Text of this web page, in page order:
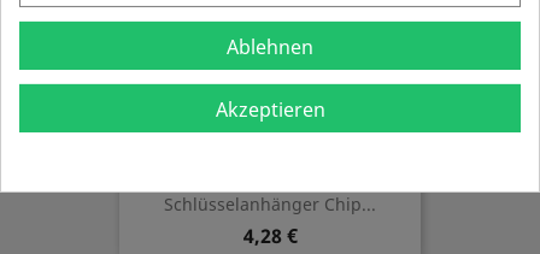
Schlüsselanhänger Chip...
4,28 €
Ablehnen
Akzeptieren